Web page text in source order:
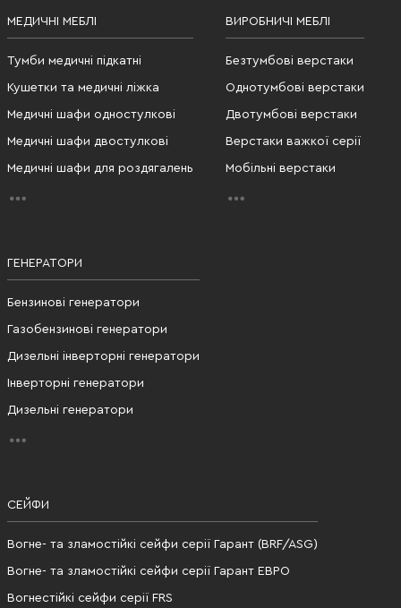
МЕДИЧНІ МЕБЛІ
Тумби медичні підкатні
Кушетки та медичні ліжка
Медичні шафи одностулкові
Медичні шафи двостулкові
Медичні шафи для роздягалень
ВИРОБНИЧІ МЕБЛІ
Безтумбові верстаки
Однотумбові верстаки
Двотумбові верстаки
Верстаки важкої серії
Мобільні верстаки
ГЕНЕРАТОРИ
Бензинові генератори
Газобензинові генератори
Дизельні інверторні генератори
Інверторні генератори
Дизельні генератори
СЕЙФИ
Вогне- та зламостійкі сейфи серії Гарант (BRF/ASG)
Вогне- та зламостійкі сейфи серії Гарант ЕВРО
Вогнестійкі сейфи серії FRS